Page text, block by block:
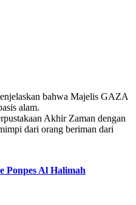
bahwa Majelis GAZA
alam.
Akhir Zaman dengan
dari orang beriman dari
Ponpes Al Halimah